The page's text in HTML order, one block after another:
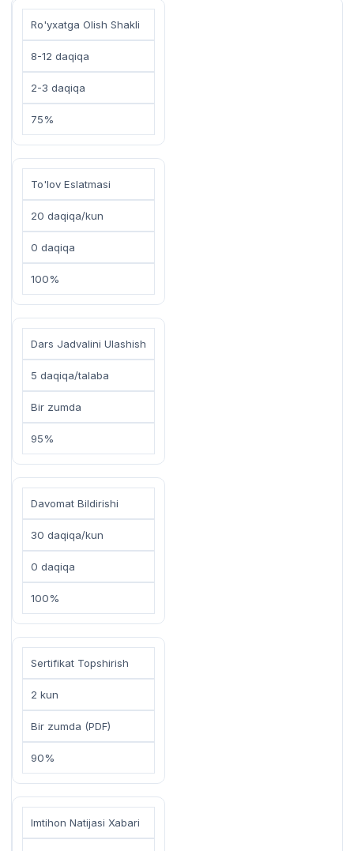
Ro'yxatga Olish Shakli
8-12 daqiqa
2-3 daqiqa
75%
To'lov Eslatmasi
20 daqiqa/kun
0 daqiqa
100%
Dars Jadvalini Ulashish
5 daqiqa/talaba
Bir zumda
95%
Davomat Bildirishi
30 daqiqa/kun
0 daqiqa
100%
Sertifikat Topshirish
2 kun
Bir zumda (PDF)
90%
Imtihon Natijasi Xabari